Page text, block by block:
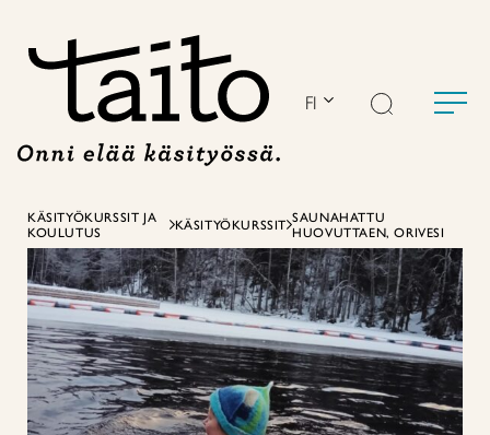
FI
KÄSITYÖKURSSIT JA
KOULUTUS
KÄSITYÖKURSSIT SAUNAHATTU
HUOVUTTAEN, ORIVESI